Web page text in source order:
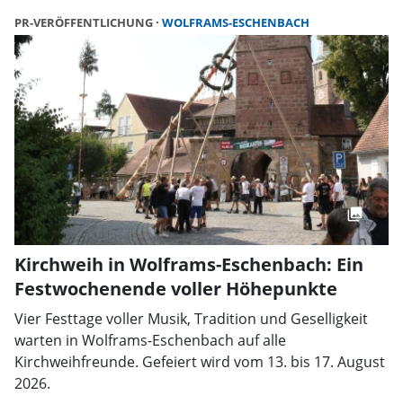
PR-VERÖFFENTLICHUNG WOLFRAMS-ESCHENBACH
Kirchweih in Wolframs-Eschenbach: Ein
Festwochenende voller Höhepunkte
Vier Festtage voller Musik, Tradition und Geselligkeit
warten in Wolframs-Eschenbach auf alle
Kirchweihfreunde. Gefeiert wird vom 13. bis 17. August
2026.